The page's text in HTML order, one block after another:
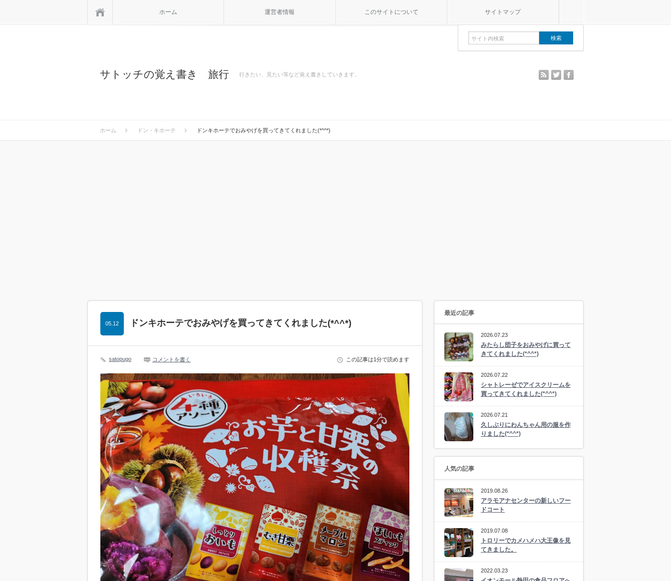
ホーム 運営者情報 このサイトについて サイトマップ
サトッチの覚え書き 旅行 行きたい、見たい等など覚え書きしていきます。 rss twitter
ホーム ドン・キホーテ ドンキホーテでおみやげを買ってきてくれました(*^^*)
ドンキホーテでおみやげを買ってきてくれました(*^^*)
05.12
satopugo コメントを書く この記事は1分で読めます
最近の記事
2026.07.23
みたらし団子をおみやげに買って
きてくれました(*^^*)
2026.07.22
シャトレーゼでアイスクリームを
買ってきてくれました(*^^*)
2026.07.21
久しぶりにわんちゃん用の服を作
りました(*^^*)
人気の記事
2019.08.26
アラモアナセンターの新しいフー
ドコート
2019.07.08
トロリーでカメハメハ大王像を見
てきました。
2022.03.23